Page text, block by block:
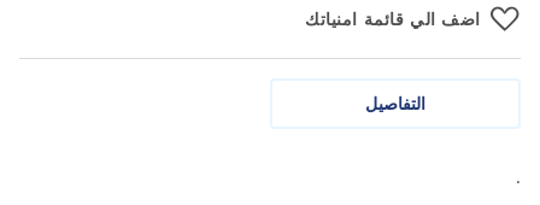
اضف الي قائمة امنياتك
التفاصيل
.